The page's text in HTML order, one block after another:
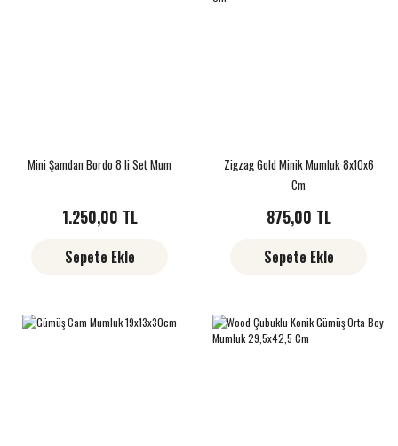
Mini Şamdan Bordo 8 li Set Mum
1.250,00 TL
Sepete Ekle
Zigzag Gold Minik Mumluk 8x10x6
Cm
875,00 TL
Sepete Ekle